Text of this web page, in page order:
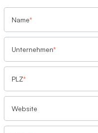
„Mit Google Werbung
habe meinen Umsatz
Fatih Yagdi
Name*
Unternehmen*
PLZ*
Website